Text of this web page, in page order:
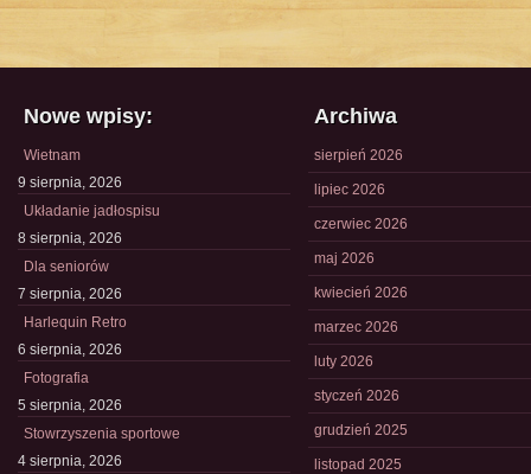
Nowe wpisy:
Wietnam
9 sierpnia, 2026
Układanie jadłospisu
8 sierpnia, 2026
Dla seniorów
7 sierpnia, 2026
Harlequin Retro
6 sierpnia, 2026
Fotografia
5 sierpnia, 2026
Stowrzyszenia sportowe
4 sierpnia, 2026
Archiwa
sierpień 2026
lipiec 2026
czerwiec 2026
maj 2026
kwiecień 2026
marzec 2026
luty 2026
styczeń 2026
grudzień 2025
listopad 2025